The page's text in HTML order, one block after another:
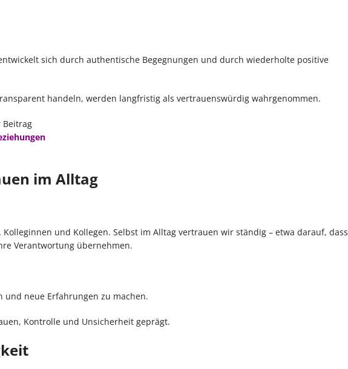
sich durch authentische Begegnungen und durch wiederholte positive
handeln, werden langfristig als vertrauenswürdig wahrgenommen.
Beitrag
im Alltag
und Kollegen. Selbst im Alltag vertrauen wir ständig – etwa darauf, dass
Verantwortung übernehmen.
und neue Erfahrungen zu machen.
Kontrolle und Unsicherheit geprägt.